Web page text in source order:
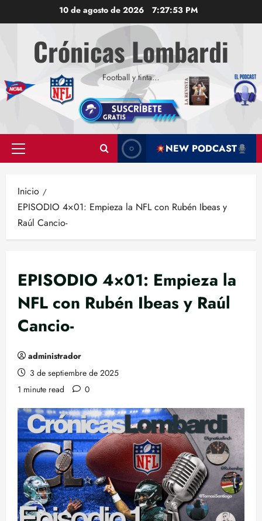
al
contenido
10 de agosto de 2026 7:27:53 PM
Crónicas Lombardi
Football y tinta…
Menú
NEW PODCAST
Inicio
EPISODIO 4×01: Empieza la NFL con Rubén Ibeas y
Raúl Cancio-
EPISODIO 4×01: Empieza la
NFL con Rubén Ibeas y Raúl
Cancio-
administrador
3 de septiembre de 2025
1 minute read
0